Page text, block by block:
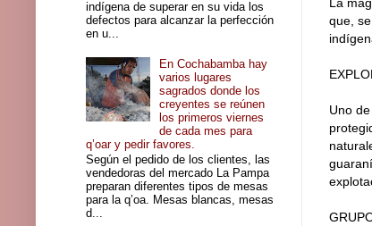
La
que,
Uno
indígena de superar en su vida los
defectos para alcanzar la perfección
en u...
En Cochabamba hay
varios lugares
sagrados donde los
creyentes se reúnen
los primeros viernes
de cada mes para
q’oar y pedir favores.
Según el pedido de los clientes, las
vendedoras del mercado La Pampa
preparan diferentes tipos de mesas
para la q’oa. Mesas blancas, mesas
d...